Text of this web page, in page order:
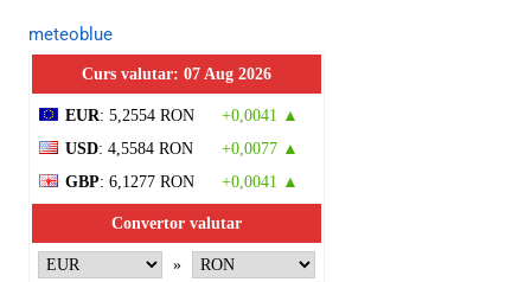
meteoblue
Curs valutar: 07 Aug 2026
EUR: 5,2554 RON
+0,0041 ▲
USD: 4,5584 RON
+0,0077 ▲
GBP: 6,1277 RON +0,0041 ▲
Convertor valutar
»